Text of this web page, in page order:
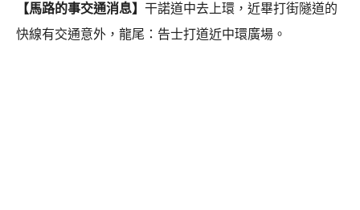
【馬路的事交通消息】 干諾道中去上環，近畢打街隧道的
快線有交通意外，龍尾：告士打道近中環廣場。